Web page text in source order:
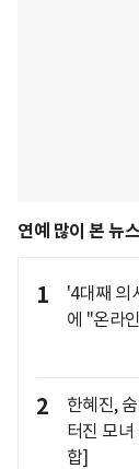
연예 많이 본 뉴스
1
'4대째 의
에 "온라
2
한혜진,
터진 모
합]